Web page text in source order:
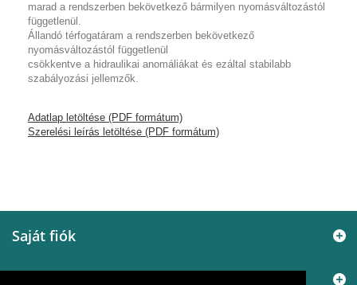
marad a rendszerben bekövetkező bármilyen nyomásváltozástól
függetlenül.
Állandó térfogatáram a rendszerben bekövetkező
nyomásváltozástól függetlenül
csökkentve a hidraulikai anomáliákat és ezáltal stabilabb
szabályozási jellemzők.
Adatlap letöltése (PDF formátum)
Szerelési leírás letöltése (PDF formátum)
Saját fiók